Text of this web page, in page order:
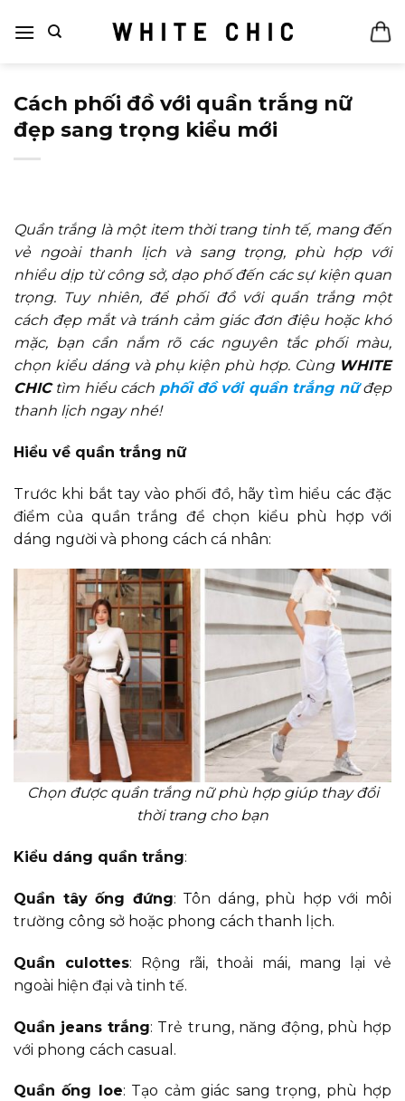
qua
Cách phối đồ với quần trắng nữ
đẹp sang trọng kiểu mới
Quần trắng là một item thời trang tinh tế, mang đến
vẻ ngoài thanh lịch và sang trọng, phù hợp với
nhiều dịp từ công sở, dạo phố đến các sự kiện quan
trọng. Tuy nhiên, để phối đồ với quần trắng một
cách đẹp mắt và tránh cảm giác đơn điệu hoặc khó
mặc, bạn cần nắm rõ các nguyên tắc phối màu,
chọn kiểu dáng và phụ kiện phù hợp. Cùng WHITE
CHICtìm hiểu cách phối đồ với quần trắng nữđẹp
thanh lịch ngay nhé!
Hiểu về quần trắng nữ
Trước khi bắt tay vào phối đồ, hãy tìm hiểu các đặc
điểm của quần trắng để chọn kiểu phù hợp với
dáng người và phong cách cá nhân:
Chọn được quần trắng nữ phù hợp giúp thay đổi
thời trang cho bạn
Kiểu dáng quần trắng:
Quần tây ống đứng: Tôn dáng, phù hợp với môi
trường công sở hoặc phong cách thanh lịch.
Quần culottes: Rộng rãi, thoải mái, mang lại vẻ
ngoài hiện đại và tinh tế.
Quần jeans trắng: Trẻ trung, năng động, phù hợp
với phong cách casual.
Quần ống loe: Tạo cảm giác sang trọng, phù hợp